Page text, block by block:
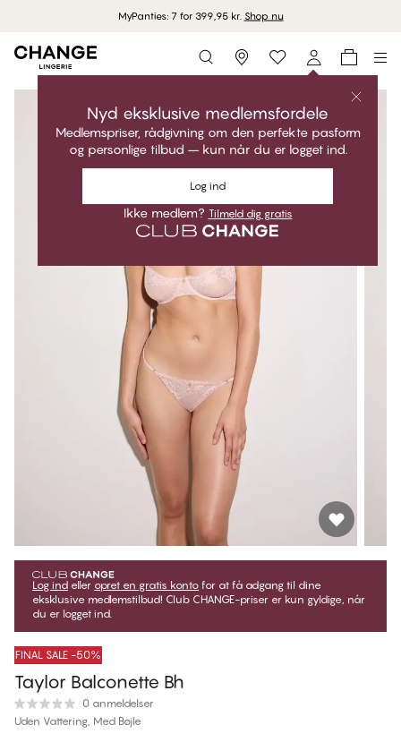
MyPanties: 7 for 399,95 kr. Shop nu
Storefinder
Nyd eksklusive medlemsfordele
Medlemspriser, rådgivning om den perfekte pasform
og personlige tilbud – kun når du er logget ind.
Log ind
Ikke medlem? Tilmeld dig gratis
Log ind eller opret en gratis konto for at få adgang til dine
eksklusive medlemstilbud! Club CHANGE-priser er kun gyldige, når
du er logget ind.
FINAL SALE -50%
Taylor Balconette Bh
0 anmeldelser
Uden Vattering, Med Bøjle